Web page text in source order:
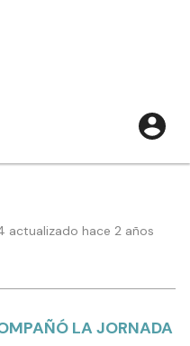
actualizado hace 2 años
LA JORNADA